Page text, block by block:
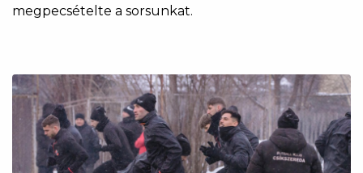
megpecsételte a sorsunkat.